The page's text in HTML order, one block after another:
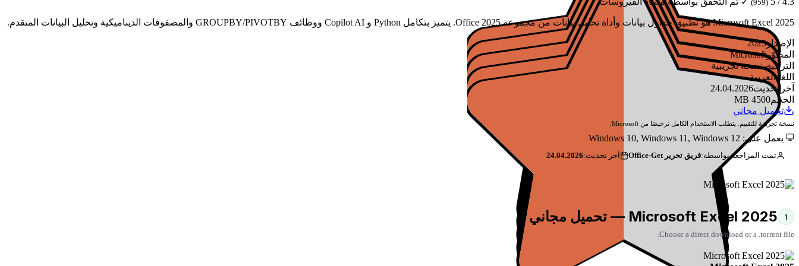
(959)
Microsoft Excel 2025 هو تطبيق جداول بيانات وأداة تحليل بيانات من مجموعة Office 2025. يتميز بتكامل Python و Copilot AI ووظائف GROUPBY/PIVOTBY والمصفوفات الديناميكية وتحليل البيانات المتقدم.
الإصدار2025
المطوّرMicrosoft
الترخيصنسخة تجريبية
اللغةالعربية
آخر تحديث24.04.2026
الحجم4500 MB
تحميل مجاني
نسخة تجريبية للتقييم. يتطلب الاستخدام الكامل ترخيصًا من Microsoft.
يعمل على: Windows 10, Windows 11, Windows 12
تمت المراجعة بواسطة:فريق تحرير Office-Get آخر تحديث:24.04.2026
1 Microsoft Excel 2025 — تحميل مجاني
Choose a direct download or a .torrent file.